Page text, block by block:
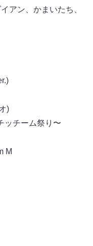
アン、かまいたち、
)
ッチーム祭り〜
M